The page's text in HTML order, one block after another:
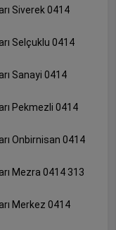
Siverek 0414
Selçuklu 0414
Sanayi 0414
Pekmezli 0414
Onbirnisan 0414
Mezra 0414 313
Merkez 0414